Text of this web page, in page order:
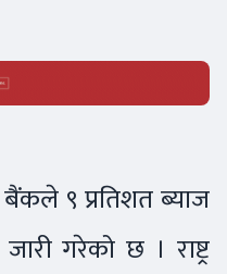
बैंकले ९ प्रतिशत ब्याज
गरेको छ । राष्ट्र